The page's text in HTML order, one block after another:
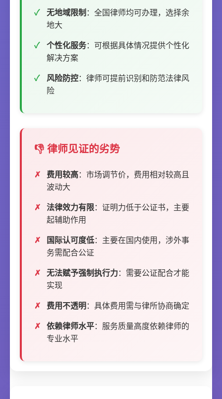
无地域限制 ：全国律师均可办理，选择余
地大
个性化服务：可根据具体情况提供个性化
解决方案
风险防控：律师可提前识别和防范法律风
险
👎 律师见证的劣势
费用较高：市场调节价，费用相对较高且
波动大
法律效力有限：证明力低于公证书，主要
起辅助作用
国际认可度低：主要在国内使用，涉外事
务需配合公证
无法赋予强制执行力：需要公证配合才能
实现
费用不透明 ：具体费用需与律所协商确定
依赖律师水平：服务质量高度依赖律师的
专业水平